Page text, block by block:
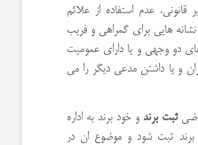
عدم استفاده از علائم
هایی برای گمراهی و فریب
دو وجهی و یا دارای عمومیت
و یا داشتن مدعی دیگر را می
ثبت برند و خود برند به اداره
ثبت شود و موضوع ان در